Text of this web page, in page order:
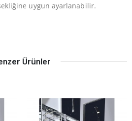
uygun ayarlanabilir.
Ürünler